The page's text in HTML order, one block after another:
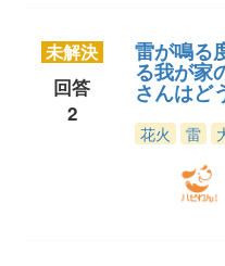
未解決
回答
2
雷が鳴る
る我が家
さんはど
花火 雷